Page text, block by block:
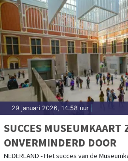
29 januari 2026, 14:58 uur
SUCCES MUSEUMKAART
ONVERMINDERD DOOR
NEDERLAND - Het succes van de